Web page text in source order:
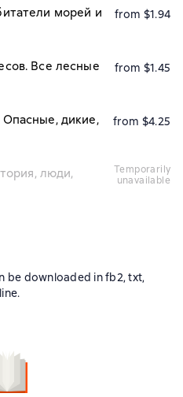
морей и
from $1.94
Все лесные
from $1.45
дикие,
from $4.25
люди,
temporarily
unavailable
be downloaded in fb2, txt,